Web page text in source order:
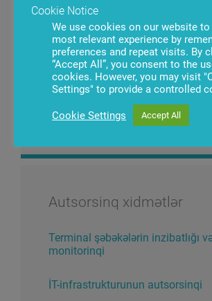
Konsaltinq xidmətlər
İxtisaslaşdırılmış personalın
Terminal infrastrukturun auditi və
planlaşdırma
Autsorsinq xidmətlər
Terminal şəbəkələrin inzibatlığı
monitorinqi
İT-infrastrukturunun autsorsinqi
Cookie Notice
We use cookies on our website to
most relevant experience by
preferences and repeat visits. By
“Accept All”, you consent to the
cookies. However, you may visit
Settings" to provide a controlled
Cookie Settings Accept All